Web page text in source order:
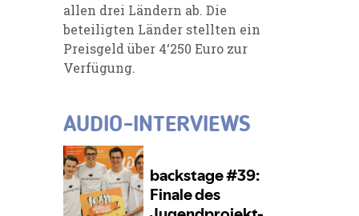
allen drei Ländern ab. Die
beteiligten Länder stellten ein
Preisgeld über 4‘250 Euro zur
Verfügung.
AUDIO-INTERVIEWS